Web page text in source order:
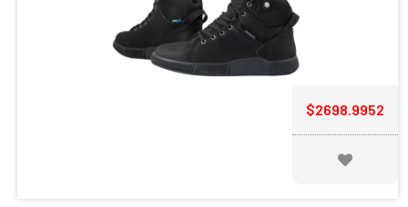
$2698.9952